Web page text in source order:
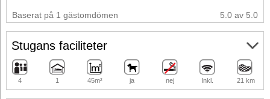
Baserat på 1 gästomdömen 5.0 av 5.0
Stugans faciliteter
4 1 45m² ja nej Inkl. 21 km